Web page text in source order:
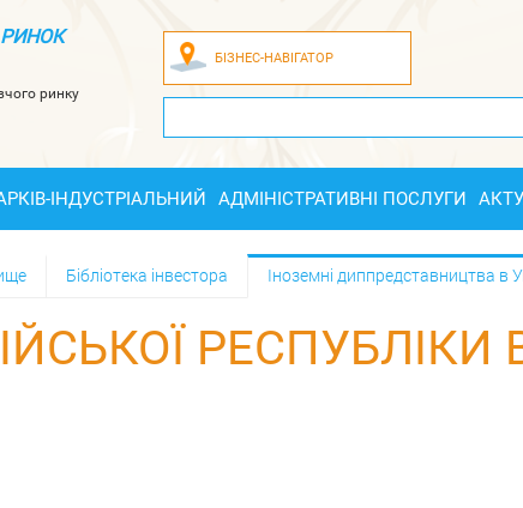
ринку
БІЗНЕС-НАВІГАТОР
ІНДУСТРІАЛЬНИЙ АДМІНІСТРАТИВНІ ПОСЛУГИ
Бібліотека інвестора Іноземні диппредставництва в
РЕСПУБЛІКИ